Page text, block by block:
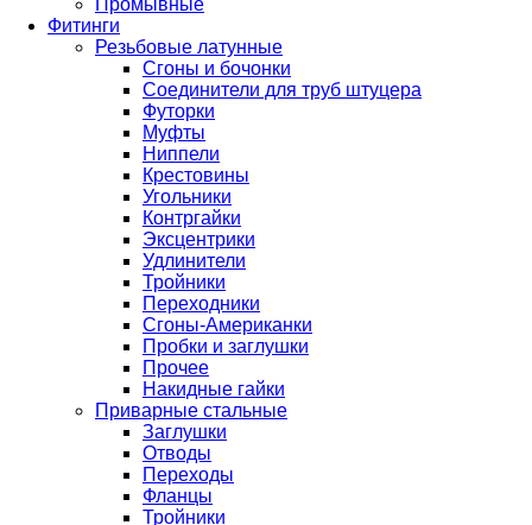
Фитинги
Резьбовые латунные
Сгоны и бочонки
Соединители для труб штуцера
Футорки
Муфты
Ниппели
Крестовины
Угольники
Контргайки
Эксцентрики
Удлинители
Тройники
Переходники
Сгоны-Американки
Пробки и заглушки
Прочее
Накидные гайки
Приварные стальные
Заглушки
Отводы
Переходы
Фланцы
Тройники